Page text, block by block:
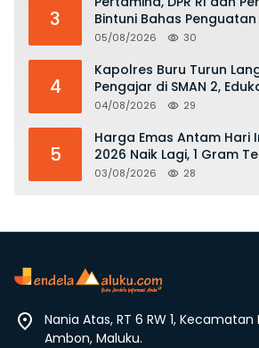
3
Bintuni Bahas Penguatan
dan LPG
05/08/2026 30
4
Kapolres Buru Turun
Pengajar di SMAN 2,
Hukum dan Stop
04/08/2026 29
5
Harga Emas Antam Hari
2026 Naik Lagi, 1 Gram
Juta
03/08/2026 28
Nania Atas, RT 6 RW 1,
Ambon, Maluku.